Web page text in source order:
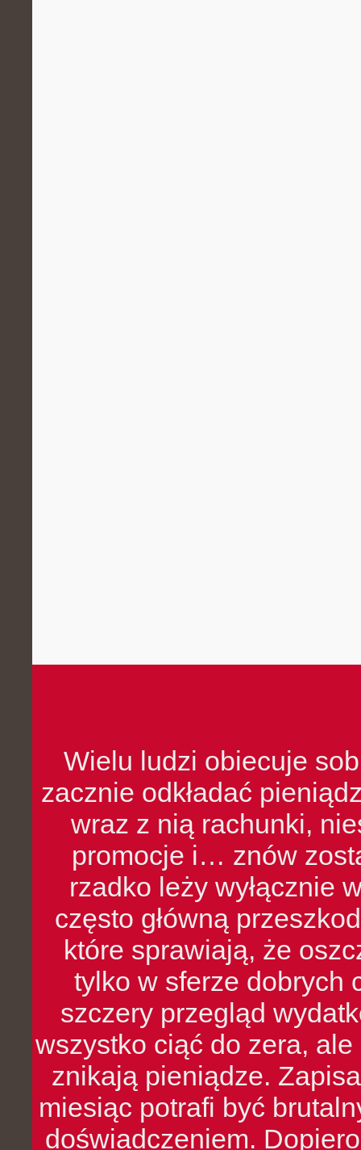
Wielu ludzi obiecuje
zacznie odkładać
wraz z nią rachunki,
promocje i… znów
rzadko leży wyłącznie
często główną
które sprawiają, że
tylko w sferze dobrych
szczery przegląd
wszystko ciąć do zera,
znikają pieniądze.
miesiąc potrafi być
doświadczeniem.